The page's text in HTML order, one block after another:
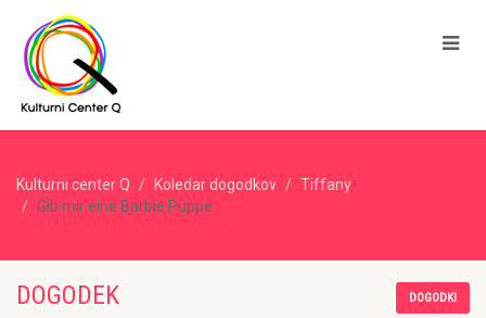
Kulturni center Q Koledar dogodkov
Tiffany
Gib mir eine Barbie Puppe
DOGODEK DOGODKI